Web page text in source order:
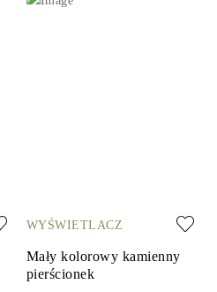
WYŚWIETLACZ
Mały kolorowy kamienny
pierścionek